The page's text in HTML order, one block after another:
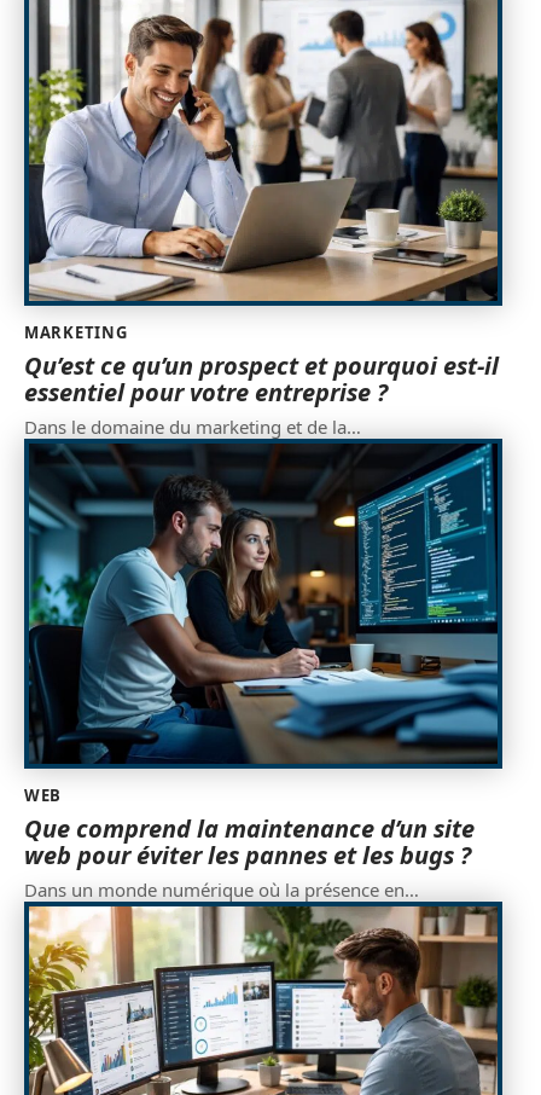
MARKETING
Qu’est ce qu’un prospect et pourquoi est-il
essentiel pour votre entreprise ?
Dans le domaine du marketing et de la…
WEB
Que comprend la maintenance d’un site
web pour éviter les pannes et les bugs ?
Dans un monde numérique où la présence en…